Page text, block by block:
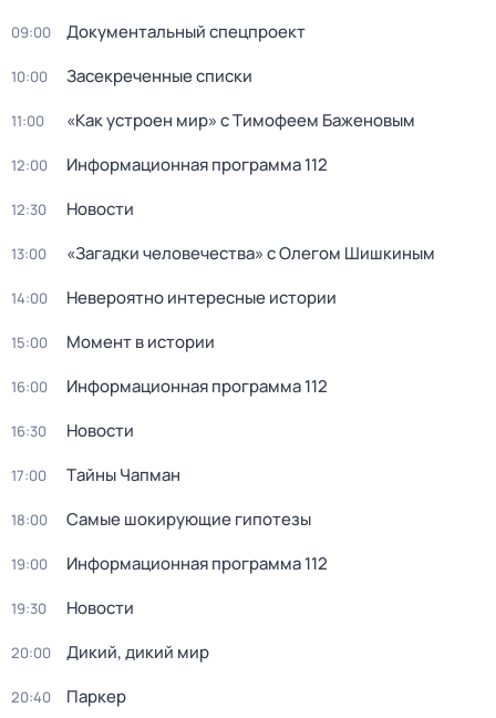
09:00 Документальный спецпроект
10:00 Зacекрeченные cписки
11:00 «Как устроен мир» с Тимофеем Баженовым
12:00 Информационная программа 112
12:30 Новости
13:00 «Загадки человечества» с Олегом Шишкиным
14:00 Невероятно интересные истории
15:00 Момент в истории
16:00 Информационная программа 112
16:30 Новости
17:00 Тaйны Чапман
18:00 Самые шoкиpующие гипотезы
19:00 Информационная программа 112
19:30 Новости
20:00 Дикий, дикий мир
20:40 Паркер